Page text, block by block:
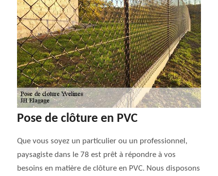
Pose de clôture en PVC
Que vous soyez un particulier ou un professionnel,
paysagiste dans le 78 est prêt à répondre à vos
besoins en matière de clôture en PVC. Nous disposons